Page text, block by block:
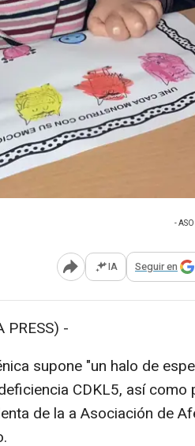
-
Abrir opciones para
IA Seguir en
PRESS) -
supone "un halo de
CDKL5, así como
de la a Asociación de